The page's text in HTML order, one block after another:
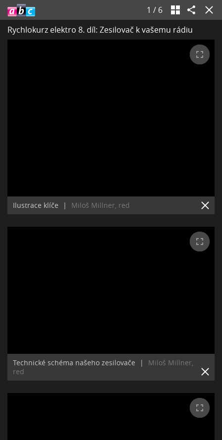
1 / 6
Rychlokurz elektro 8. díl: Zesilovač k vašemu rádiu
Ilustrace klíče | Miloš Millner, red
Technické schéma našeho zesilovače |
Miloš Millner,
red